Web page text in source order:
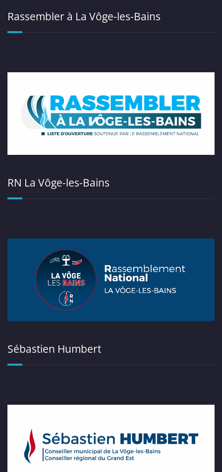
Rassembler à La Vôge-les-Bains
RN La Vôge-les-Bains
Sébastien Humbert